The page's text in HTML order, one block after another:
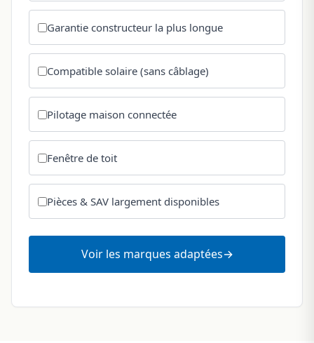
Garantie constructeur la plus longue
Compatible solaire (sans câblage)
Pilotage maison connectée
Fenêtre de toit
Pièces & SAV largement disponibles
Voir les marques adaptées